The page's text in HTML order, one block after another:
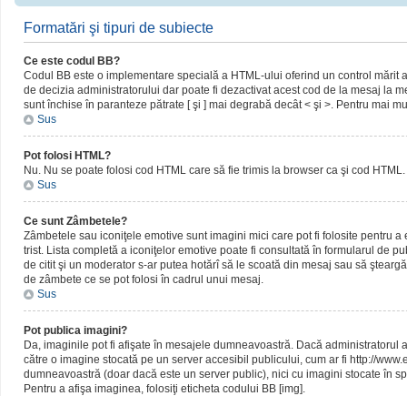
Formatări şi tipuri de subiecte
Ce este codul BB?
Codul BB este o implementare specială a HTML-ului oferind un control
de decizia administratorului dar poate fi dezactivat acest cod de la mesaj la
sunt închise în paranteze pătrate [ şi ] mai degrabă decât < şi >. Pentru mai
Sus
Pot folosi HTML?
Nu. Nu se poate folosi cod HTML care să fie trimis la browser ca şi cod
Sus
Ce sunt Zâmbetele?
Zâmbetele sau iconiţele emotive sunt imagini mici care pot fi folosite pentru
trist. Lista completă a iconiţelor emotive poate fi consultată în formularul de
de citit şi un moderator s-ar putea hotărî să le scoată din mesaj sau să
de zâmbete ce se pot folosi în cadrul unui mesaj.
Sus
Pot publica imagini?
Da, imaginile pot fi afişate în mesajele dumneavoastră. Dacă
către o imagine stocată pe un server accesibil publicului, cum ar fi http://
dumneavoastră (doar dacă este un server public), nici cu imagini stocate în
Pentru a afişa imaginea, folosiţi eticheta codului BB [img].